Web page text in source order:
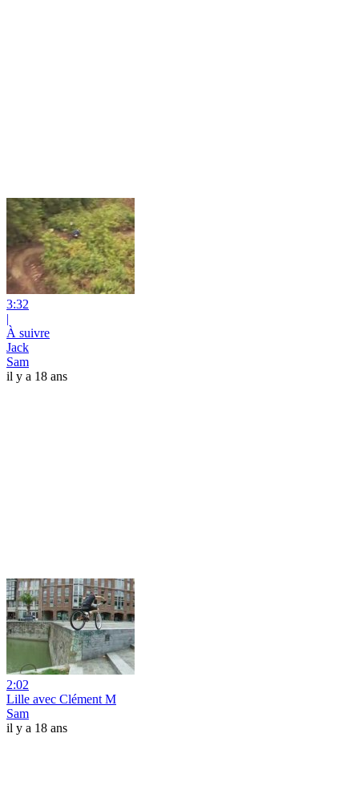
3:32
|
À suivre
Jack
Sam
il y a 18 ans
2:02
Lille avec Clément M
Sam
il y a 18 ans